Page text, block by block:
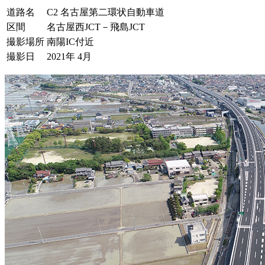
道路名
C2 名古屋第二環状自動車道
区間
名古屋西JCT－飛島JCT
撮影場所 南陽IC付近
撮影日
2021年 4月